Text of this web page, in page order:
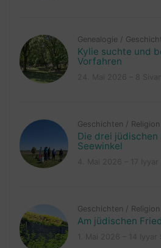
Genealogie /
Kylie suchte und
Vorfahren
Geschichten /
Die drei jüdischen
Seewinkel
Geschichten /
Am jüdischen